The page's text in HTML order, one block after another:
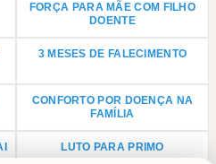
FORÇA PARA MÃE COM FILHO
DOENTE
3 MESES DE FALECIMENTO
CONFORTO POR DOENÇA NA
FAMÍLIA
LUTO PARA PRIMO